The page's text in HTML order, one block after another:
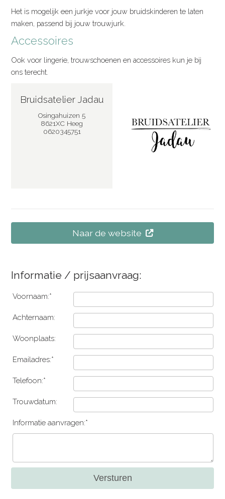
Het is mogelijk een jurkje voor jouw bruidskinderen te laten
maken, passend bij jouw trouwjurk.
Accessoires
Ook voor lingerie, trouwschoenen en accessoires kun je bij
ons terecht.
Bruidsatelier Jadau
Osingahuizen 5
8621XC Heeg
0620345751
Naar de website
Informatie / prijsaanvraag:
Voornaam:*
Achternaam:
Woonplaats:
Emailadres:*
Telefoon:*
Trouwdatum:
Informatie aanvragen:*